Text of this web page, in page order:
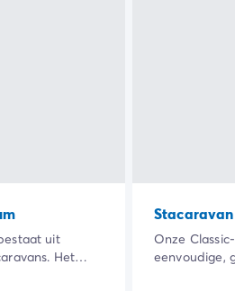
uit
Het
Onze
eenvoudige,